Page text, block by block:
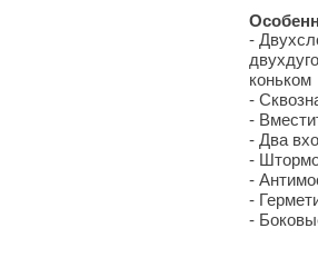
-
коньком
-
-
- Два
-
-
-
-